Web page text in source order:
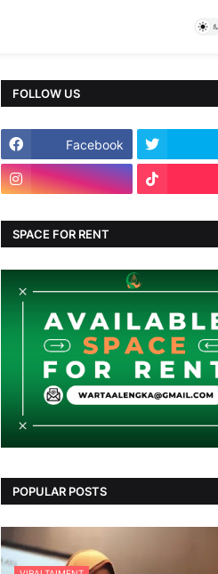
FOLLOW US
Facebook
SPACE FOR RENT
POPULAR POSTS